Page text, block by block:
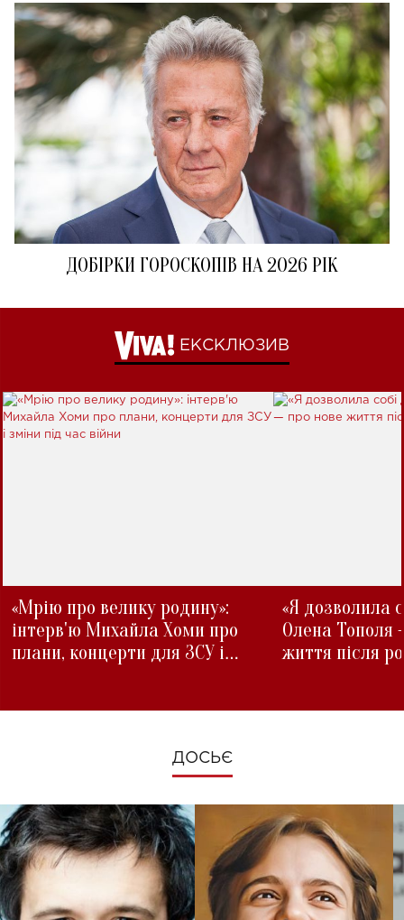
ДОБІРКИ ГОРОСКОПІВ НА 2026 РІК
ЕКСКЛЮЗИВ
«Мрію про велику родину»:
інтерв'ю Михайла Хоми про
плани, концерти для ЗСУ і
«Я дозволила
Олена Тополя
життя після
ДОСЬЄ